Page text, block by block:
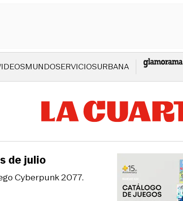
MUNDOSERVICIOSURBANA
Cyberpunk 2077.
de julio